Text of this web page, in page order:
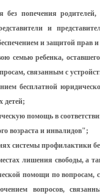
без попечения
и
и защитой прав и
семью ребенка,
связанным с
бесплатной
детей;
помощь в
возраста и инвалидов";
системы профилактики
лишения свободы, а
помощи по вопросам,
вопросов,